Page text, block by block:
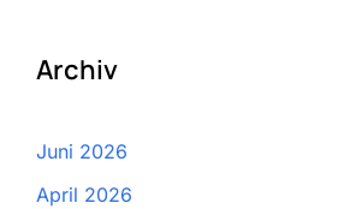
Archiv
Juni 2026
April 2026